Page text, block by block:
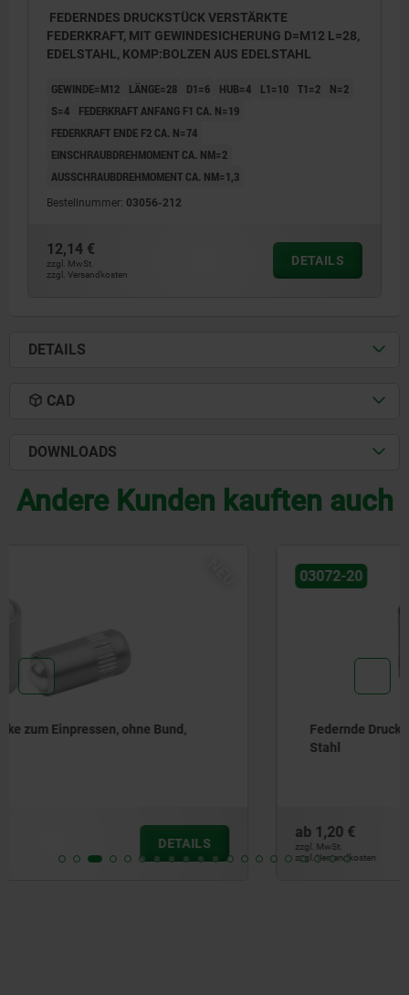
FEDERNDES DRUCKSTÜCK VERSTÄRKTE
FEDERKRAFT, MIT GEWINDESICHERUNG D=M12 L=28,
EDELSTAHL, KOMP:BOLZEN AUS EDELSTAHL
GEWINDE=M12 LÄNGE=28 D1=6 HUB=4 L1=10 T1=2
N=2
S=4
FEDERKRAFT ANFANG F1 CA. N=19
FEDERKRAFT ENDE F2 CA. N=74
EINSCHRAUBDREHMOMENT CA. NM=2
AUSSCHRAUBDREHMOMENT CA. NM=1,3
Bestellnummer: 03056-212
12,14 €
zzgl. MwSt.
zzgl. Versandkosten
DETAILS
DETAILS
CAD
DOWNLOADS
Andere Kunden kauften auch
NEU
Federnde Druckstücke zum Einpressen, ohne Bund,
zzgl. Versandkosten
DETAILS